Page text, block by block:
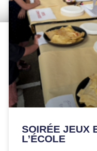
SOIRÉE JEUX
L’ÉCOLE